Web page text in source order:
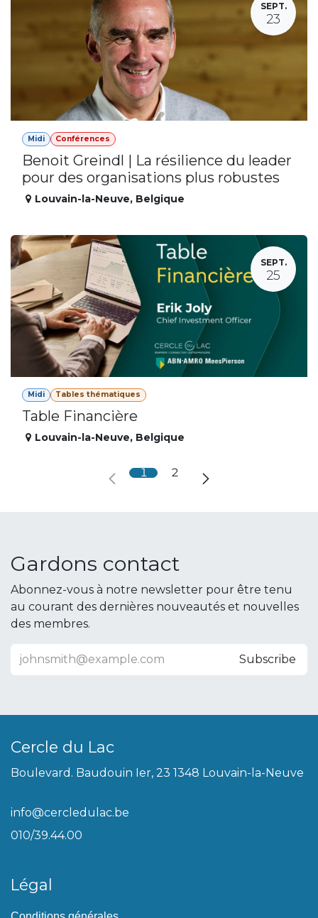
SEPT.
23
Midi Conférences
Benoit Greindl | La résilience du leader
pour des organisations plus robustes
Louvain-la-Neuve, Belgique
SEPT.
25
Midi Tables thématiques
Table Financière
Louvain-la-Neuve, Belgique
1 2
Gardons contact
Abonnez-vous à notre newsletter pour être tenu
au courant des dernières nouveautés et nouvelles
des membres.
Subscribe
Cercle du Lac
Boulevard. Baudouin Ier, 23 1348 Louvain-la-Neuve
info@cercledulac.be
010/39.44.00
Légal